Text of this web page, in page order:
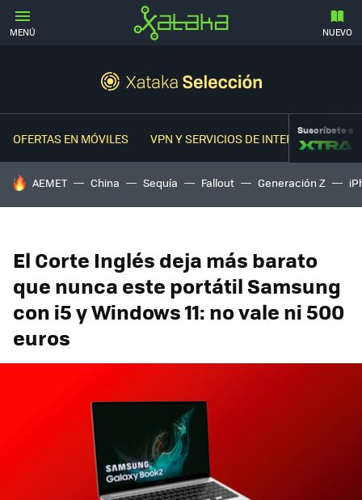
MENÚ NUEVO
OFERTAS EN MÓVILES VPN Y SERVICIOS DE INTERNETSuscríbete a
HOY SE HABLA DE
AEMET China Sequía Fallout Generación Z
El Corte Inglés deja más barato
que nunca este portátil Samsung
con i5 y Windows 11: no vale ni 500
euros